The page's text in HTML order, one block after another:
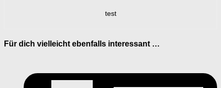
test
Für dich vielleicht ebenfalls interessant …